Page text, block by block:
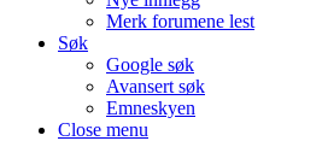
Merk forumene lest
Søk
Google søk
Avansert søk
Emneskyen
Close menu